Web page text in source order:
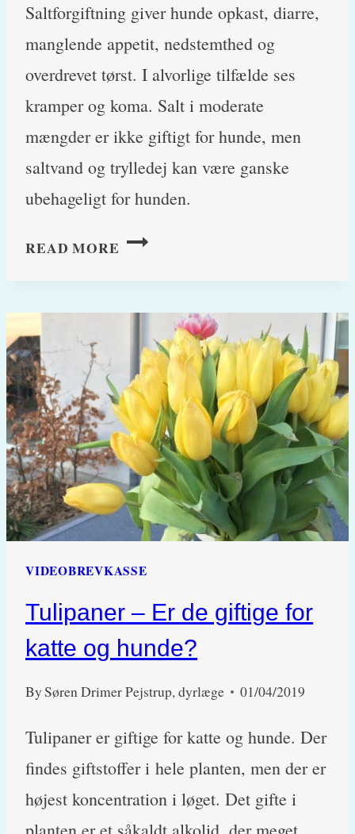
Saltforgiftning giver hunde opkast, diarre,
manglende appetit, nedstemthed og
overdrevet tørst. I alvorlige tilfælde ses
kramper og koma. Salt i moderate
mængder er ikke giftigt for hunde, men
saltvand og trylledej kan være ganske
ubehageligt for hunden.
READ MORE SALTFORGIFTNING,
TRYLLEDEJ:
HUNDE
FÅ
FOR
MEGET
SALT?
VIDEOBREVKASSE
Tulipaner – Er de giftige for
katte og hunde?
BySøren Drimer Pejstrup, dyrlæge 01/04/2019
Tulipaner er giftige for katte og hunde. Der
findes giftstoffer i hele planten, men der er
højest koncentration i løget. Det gifte i